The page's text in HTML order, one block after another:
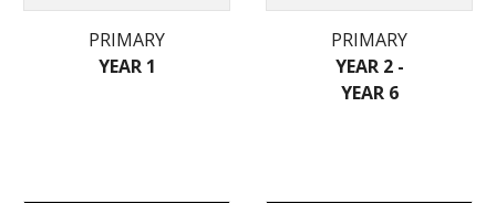
PRIMARY
YEAR 1
PRIMARY
YEAR 2 -
YEAR 6